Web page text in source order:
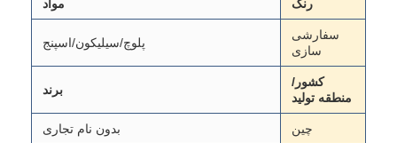
رنگ مواد
سفارشی
سازی
پلوچ/سیلیکون/اسپنج
کشور/
منطقه تولید
برند
چین بدون نام تجاری